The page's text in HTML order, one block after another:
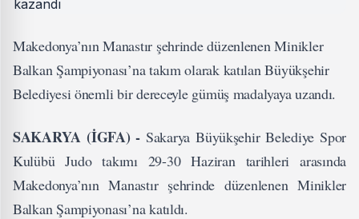
Makedonya’nın Manastır şehrinde düzenlenen Minikler
Balkan Şampiyonası’na takım olarak katılan Büyükşehir
Belediyesi önemli bir dereceyle gümüş madalyaya uzandı.
SAKARYA (İGFA) -Sakarya Büyükşehir Belediye Spor
Kulübü Judo takımı 29-30 Haziran tarihleri arasında
Makedonya’nın Manastır şehrinde düzenlenen Minikler
Balkan Şampiyonası’na katıldı.